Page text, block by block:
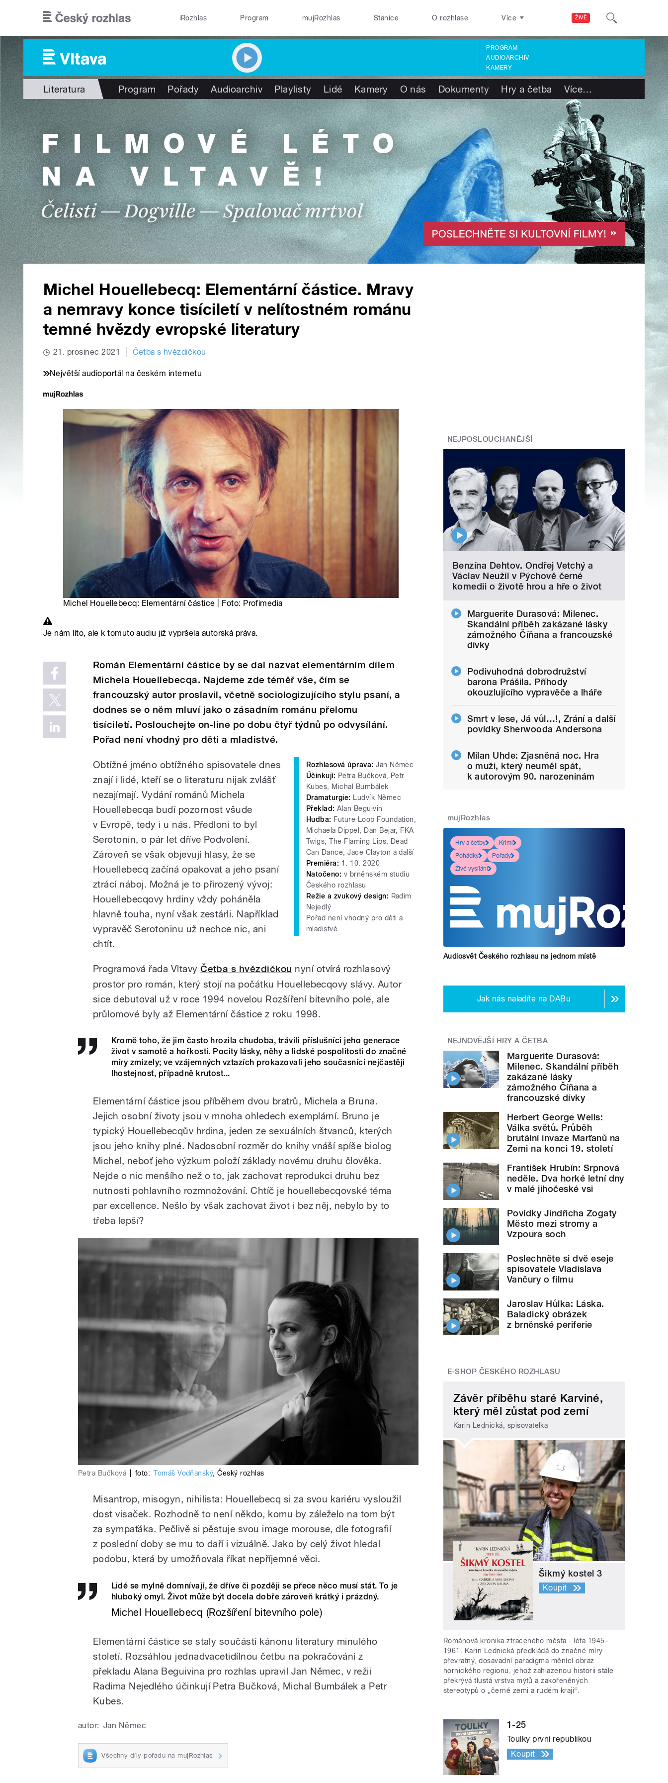
ŽIVĚ
iRozhlas Program mujRozhlas Stanice O rozhlase Více
PROGRAM
AUDIOARCHIV
KAMERY
Literatura Program Pořady Audioarchiv Playlisty Lidé Kamery O nás Dokumenty Hry a četba Více…
Michel Houellebecq: Elementární částice. Mravy
a nemravy konce tisíciletí v nelítostném románu
temné hvězdy evropské literatury
21. prosinec 2021 Četba s hvězdičkou
Největší audioportál na českém internetu
Michel Houellebecq: Elementární částice | Foto: Profimedia
Je nám líto, ale k tomuto audiu již vypršela autorská práva.
Román Elementární částice by se dal nazvat elementárním dílem
Michela Houellebecqa. Najdeme zde téměř vše, čím se
francouzský autor proslavil, včetně sociologizujícího stylu psaní, a
dodnes se o něm mluví jako o zásadním románu přelomu
tisíciletí. Poslouchejte on-line po dobu čtyř týdnů po odvysílání.
Pořad není vhodný pro děti a mladistvé.
Rozhlasová úprava: Jan Němec
Účinkují: Petra Bučková, Petr
Kubes, Michal Bumbálek
Dramaturgie: Ludvík Němec
Překlad: Alan Beguivin
Hudba: Future Loop Foundation,
Michaela Dippel, Dan Bejar, FKA
Twigs, The Flaming Lips, Dead
Can Dance, Jace Clayton a další
Premiéra: 1. 10. 2020
Natočeno: v brněnském studiu
Českého rozhlasu
Režie a zvukový design: Radim
Nejedlý
Pořad není vhodný pro děti a
mladistvé.
Obtížné jméno obtížného spisovatele dnes
znají i lidé, kteří se o literaturu nijak zvlášť
nezajímají. Vydání románů Michela
Houellebecqa budí pozornost všude
v Evropě, tedy i u nás. Předloni to byl
Serotonin, o pár let dříve Podvolení.
Zároveň se však objevují hlasy, že se
Houellebecq začíná opakovat a jeho psaní
ztrácí náboj. Možná je to přirozený vývoj:
Houellebecqovy hrdiny vždy poháněla
hlavně touha, nyní však zestárli. Například
vypravěč Serotoninu už nechce nic, ani
chtít.
Programová řada VltavyČetba s hvězdičkou nyní otvírá rozhlasový
prostor pro román, který stojí na počátku Houellebecqovy slávy. Autor
sice debutoval už v roce 1994 novelou Rozšíření bitevního pole, ale
průlomové byly až Elementární částice z roku 1998.
Kromě toho, že jim často hrozila chudoba, trávili příslušníci jeho generace
život v samotě a hořkosti. Pocity lásky, něhy a lidské pospolitosti do značné
míry zmizely; ve vzájemných vztazích prokazovali jeho současníci nejčastěji
lhostejnost, případně krutost...
Elementární částice jsou příběhem dvou bratrů, Michela a Bruna.
Jejich osobní životy jsou v mnoha ohledech exemplární. Bruno je
typický Houellebecqův hrdina, jeden ze sexuálních štvanců, kterých
jsou jeho knihy plné. Nadosobní rozměr do knihy vnáší spíše biolog
Michel, neboť jeho výzkum položí základy novému druhu člověka.
Nejde o nic menšího než o to, jak zachovat reprodukci druhu bez
nutnosti pohlavního rozmnožování. Chtíč je houellebecqovské téma
par excellence. Nešlo by však zachovat život i bez něj, nebylo by to
třeba lepší?
Petra Bučková foto: Tomáš Vodňanský,Český rozhlas
Misantrop, misogyn, nihilista: Houellebecq si za svou kariéru vysloužil
dost visaček. Rozhodně to není někdo, komu by záleželo na tom být
za sympaťáka. Pečlivě si pěstuje svou image morouse, dle fotografií
z poslední doby se mu to daří i vizuálně. Jako by celý život hledal
podobu, která by umožňovala říkat nepříjemné věci.
Lidé se mylně domnívají, že dříve či později se přece něco musí stát. To je
hluboký omyl. Život může být docela dobře zároveň krátký i prázdný.
Michel Houellebecq (Rozšíření bitevního pole)
Elementární částice se staly součástí kánonu literatury minulého
století. Rozsáhlou jednadvacetidílnou četbu na pokračování z
překladu Alana Beguivina pro rozhlas upravil Jan Němec, v režii
Radima Nejedlého účinkují Petra Bučková, Michal Bumbálek a Petr
Kubes.
autor: Jan Němec
Všechny díly pořadu na mujRozhlas
NEJPOSLOUCHANĚJŠÍ
Benzína Dehtov. Ondřej Vetchý a
Václav Neužil v Pýchově černé
komedii o životě hrou a hře o život
Marguerite Durasová: Milenec.
Skandální příběh zakázané lásky
zámožného Číňana a francouzské
dívky
Podivuhodná dobrodružství
barona Prášila. Příhody
okouzlujícího vypravěče a lháře
Smrt v lese, Já vůl…!, Zrání a další
povídky Sherwooda Andersona
Milan Uhde: Zjasněná noc. Hra
o muži, který neuměl spát,
k autorovým 90. narozeninám
mujRozhlas
Hry a četby
Krimi
Pohádky
Pořady
Živé vysílání
Audiosvět Českého rozhlasu na jednom místě
Jak nás naladíte na DABu
NEJNOVĚJŠÍ HRY A ČETBA
Marguerite Durasová:
Milenec. Skandální příběh
zakázané lásky
zámožného Číňana a
francouzské dívky
Herbert George Wells:
Válka světů. Průběh
brutální invaze Marťanů na
Zemi na konci 19. století
František Hrubín: Srpnová
neděle. Dva horké letní dny
v malé jihočeské vsi
Povídky Jindřicha Zogaty
Město mezi stromy a
Vzpoura soch
Poslechněte si dvě eseje
spisovatele Vladislava
Vančury o filmu
Jaroslav Hůlka: Láska.
Baladický obrázek
z brněnské periferie
E-SHOP ČESKÉHO ROZHLASU
Závěr příběhu staré Karviné,
který měl zůstat pod zemí
Karin Lednická, spisovatelka
Šikmý kostel 3
Koupit
Románová kronika ztraceného města - léta 1945–
1961. Karin Lednická předkládá do značné míry
převratný, dosavadní paradigma měnící obraz
hornického regionu, jehož zahlazenou historii stále
překrývá tlustá vrstva mýtů a zakořeněných
stereotypů o „černé zemi a rudém kraji“.
1-25
Toulky první republikou
Koupit